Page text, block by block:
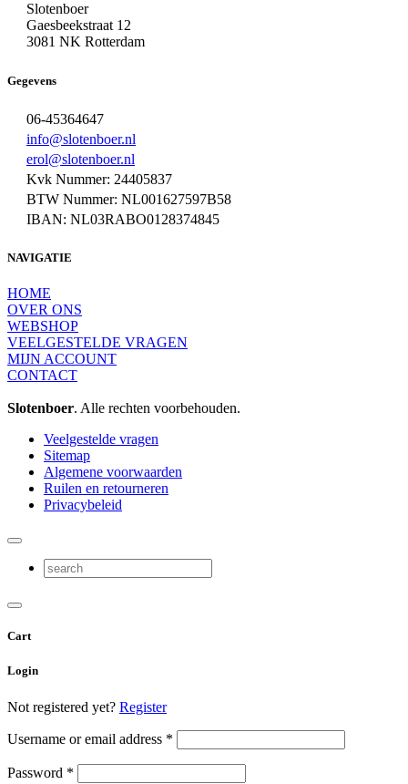
Slotenboer
Gaesbeekstraat 12
3081 NK Rotterdam
Gegevens
06-45364647
info@slotenboer.nl
erol@slotenboer.nl
Kvk Nummer: 24405837
BTW Nummer: NL001627597B58
IBAN: NL03RABO0128374845
NAVIGATIE
HOME
OVER ONS
WEBSHOP
VEELGESTELDE VRAGEN
MIJN ACCOUNT
CONTACT
Slotenboer. Alle rechten voorbehouden.
Veelgestelde vragen
Sitemap
Algemene voorwaarden
Ruilen en retourneren
Privacybeleid
Cart
Login
Not registered yet? Register
Username or email address *
Password *